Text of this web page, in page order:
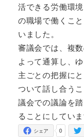
活できる労働環
の職場で働くこ
いました。
審議会では、複
よって通算し、
主ごとの把握に
ついて話し合う
議会での議論を
ることにしていま
0
シェア